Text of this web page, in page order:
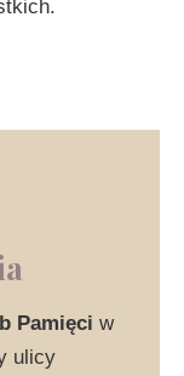
Pamięci w
ulicy